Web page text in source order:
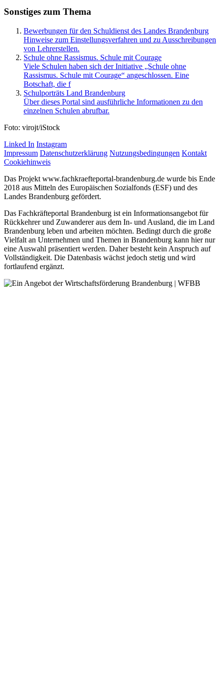
Sonstiges zum Thema
Bewerbungen für den Schuldienst des Landes Brandenburg
Hinweise zum Einstellungsverfahren und zu Ausschreibungen
von Lehrerstellen.
Schule ohne Rassismus. Schule mit Courage
Viele Schulen haben sich der Initiative „Schule ohne
Rassismus. Schule mit Courage“ angeschlossen. Eine
Botschaft, die f
Schulporträts Land Brandenburg
Über dieses Portal sind ausführliche Informationen zu den
einzelnen Schulen abrufbar.
Foto: virojt/iStock
Linked In Instagram
Impressum Datenschutzerklärung Nutzungsbedingungen Kontakt
Cookiehinweis
Das Projekt www.fachkraefteportal-brandenburg.de wurde bis Ende
2018 aus Mitteln des Europäischen Sozialfonds (ESF) und des
Landes Brandenburg gefördert.
Das Fachkräfteportal Brandenburg ist ein Informationsangebot für
Rückkehrer und Zuwanderer aus dem In- und Ausland, die im Land
Brandenburg leben und arbeiten möchten. Bedingt durch die große
Vielfalt an Unternehmen und Themen in Brandenburg kann hier nur
eine Auswahl präsentiert werden. Daher besteht kein Anspruch auf
Vollständigkeit. Die Datenbasis wächst jedoch stetig und wird
fortlaufend ergänzt.